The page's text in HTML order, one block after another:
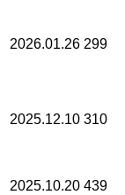
2026.01.26 299
2025.12.10 310
2025.10.20 439